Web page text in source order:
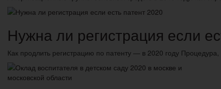
Нужна ли регистрация если
Как продлить регистрацию по патенту — в 2020 году